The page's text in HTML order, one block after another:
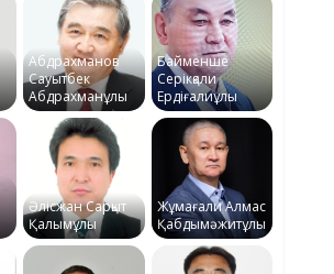
Абдрахманов
Сауытбек
Абдрахманұлы
Байменше
Серікқали
Ердіғалиұлы
Әлісжан Сарқыт
Қалымұлы
Жұмағали Алмас
Қабдымәжитұлы